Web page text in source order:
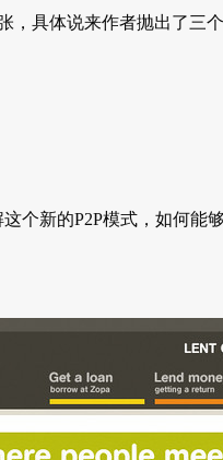
，具体说来作者抛出了三个
个新的P2P模式，如何能